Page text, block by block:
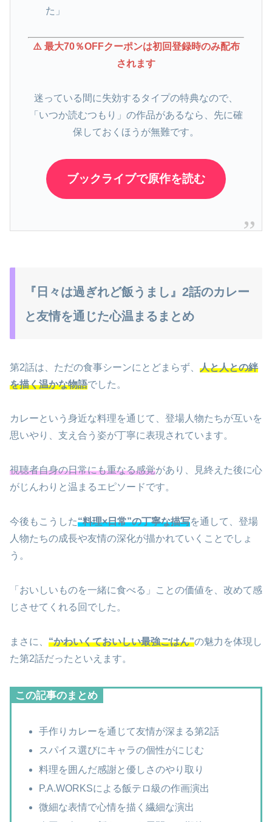
た」
⚠️ 最大70％OFFクーポンは初回登録時のみ配布
されます
迷っている間に失効するタイプの特典なので、
「いつか読むつもり」の作品があるなら、先に確
保しておくほうが無難です。
ブックライブで原作を読む
『日々は過ぎれど飯うまし』2話のカレー
と友情を通じた心温まるまとめ
第2話は、ただの食事シーンにとどまらず、 人と人との絆
を描く温かな物語でした。
カレーという身近な料理を通じて、登場人物たちが互いを
思いやり、支え合う姿が丁寧に表現されています。
視聴者自身の日常にも重なる感覚があり、見終えた後に心
がじんわりと温まるエピソードです。
今後もこうした“料理×日常”の丁寧な描写を通して、登場
人物たちの成長や友情の深化が描かれていくことでしょ
う。
「おいしいものを一緒に食べる」ことの価値を、改めて感
じさせてくれる回でした。
まさに、 “かわいくておいしい最強ごはん”の魅力を体現し
た第2話だったといえます。
この記事のまとめ
手作りカレーを通じて友情が深まる第2話
スパイス選びにキャラの個性がにじむ
料理を囲んだ感謝と優しさのやり取り
P.A.WORKSによる飯テロ級の作画演出
微細な表情で心情を描く繊細な演出